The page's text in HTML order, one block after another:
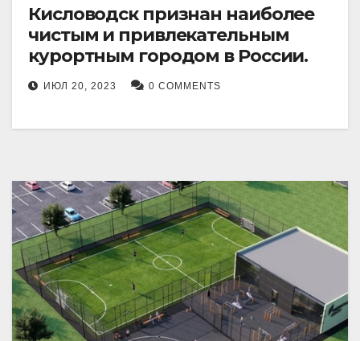
Кисловодск признан наиболее
чистым и привлекательным
курортным городом в России.
ИЮЛ 20, 2023 0 COMMENTS